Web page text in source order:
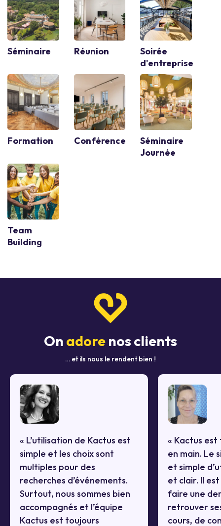
Séminaire Réunion
Soirée
d'entreprise
Formation Conférence
Séminaire
Journée
Team
Building
On adore nos clients
… et ils nous le rendent bien !
« L’utilisation de Kactus est
simple et les choix sont
multiples pour des
recherches d’événements.
Surtout, nous sommes bien
accompagnés et l’équipe
Kactus est toujours
« Kactus
en main. Le
et simple
et clair. Il
faire une
retrouver
cours, de